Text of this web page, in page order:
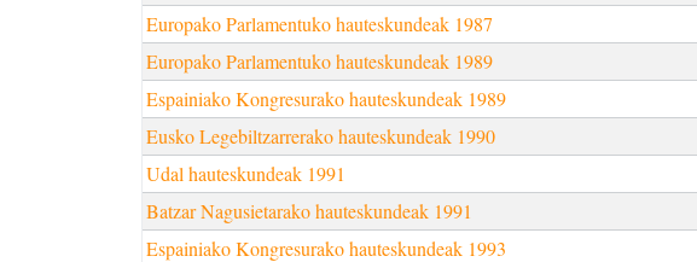
Europako Parlamentuko hauteskundeak 1987
Europako Parlamentuko hauteskundeak 1989
Espainiako Kongresurako hauteskundeak 1989
Eusko Legebiltzarrerako hauteskundeak 1990
Udal hauteskundeak 1991
Batzar Nagusietarako hauteskundeak 1991
Espainiako Kongresurako hauteskundeak 1993